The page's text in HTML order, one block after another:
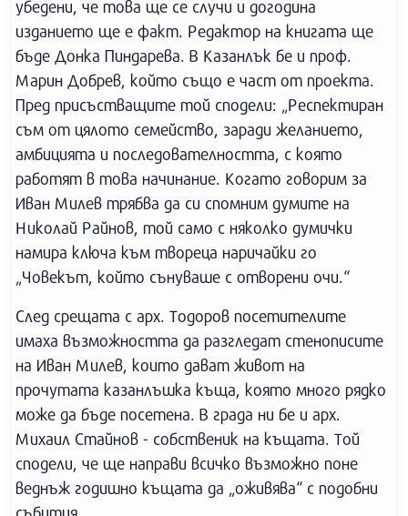
убедени, че това ще се случи и догодина
изданието ще е факт. Редактор на книгата ще
бъде Донка Пиндарева. В Казанлък бе и проф.
Марин Добрев, който също е част от проекта.
Пред присъстващите той сподели: „Респектиран
съм от цялото семейство, заради желанието,
амбицията и последователността, с която
работят в това начинание. Когато говорим за
Иван Милев трябва да си спомним думите на
Николай Райнов, той само с няколко думички
намира ключа към твореца наричайки го
„Човекът, който сънуваше с отворени очи.“
След срещата с арх. Тодоров посетителите
имаха възможността да разгледат стенописите
на Иван Милев, които дават живот на
прочутата казанлъшка къща, която много рядко
може да бъде посетена. В града ни бе и арх.
Михаил Стайнов - собственик на къщата. Той
сподели, че ще направи всичко възможно поне
веднъж годишно къщата да „оживява“ с подобни